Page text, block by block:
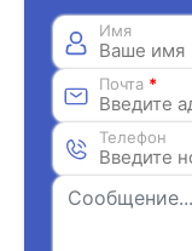
Имя
Почта *
Телефон